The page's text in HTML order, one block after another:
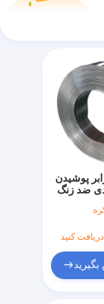
پوشیدن
ضد زنگ
کنید